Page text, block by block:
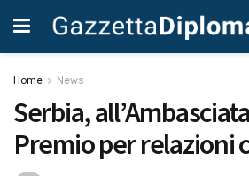
Home News
Serbia,
Premio per relazioni